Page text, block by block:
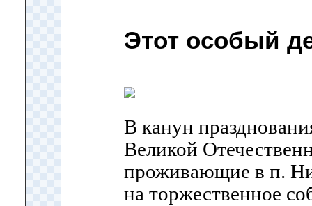
Этот особый
В канун
Великой
проживающие в п.
на торжественное